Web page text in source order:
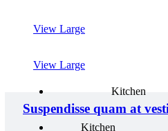
View Large
Kitchen
Suspendisse quam at
View Large
Kitchen